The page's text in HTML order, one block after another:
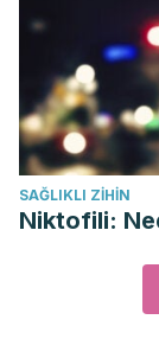
SAĞLIKLI ZIHIN
Niktofili: